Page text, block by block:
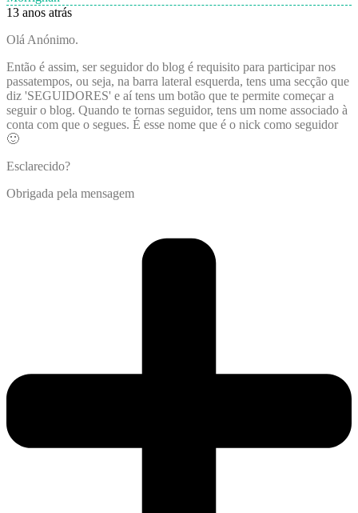
13 anos atrás
Olá Anónimo.
Então é assim, ser seguidor do blog é requisito para participar nos
passatempos, ou seja, na barra lateral esquerda, tens uma secção que
diz 'SEGUIDORES' e aí tens um botão que te permite começar a
seguir o blog. Quando te tornas seguidor, tens um nome associado à
conta com que o segues. É esse nome que é o nick como seguidor
🙂
Esclarecido?
Obrigada pela mensagem